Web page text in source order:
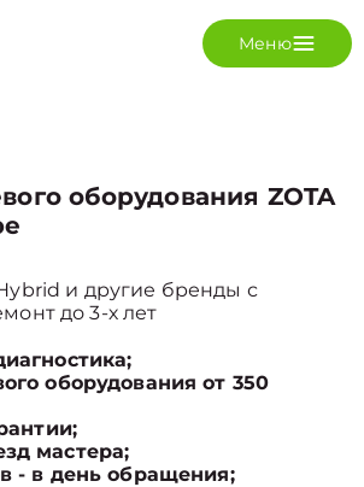
Меню
оборудования ZOTA
и другие бренды с
до 3-х лет
оборудования от 350
мастера;
- в день обращения;